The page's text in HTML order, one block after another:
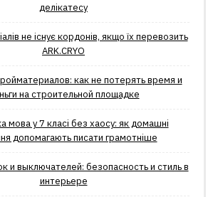
делікатесу
не існує кордонів, якщо їх перевозить
ARK.CRYO
как не потерять время и
на строительной площадке
мова у 7 класі без хаосу: як домашні
допомагають писати грамотніше
и выключателей: безопасность и стиль в
интерьере